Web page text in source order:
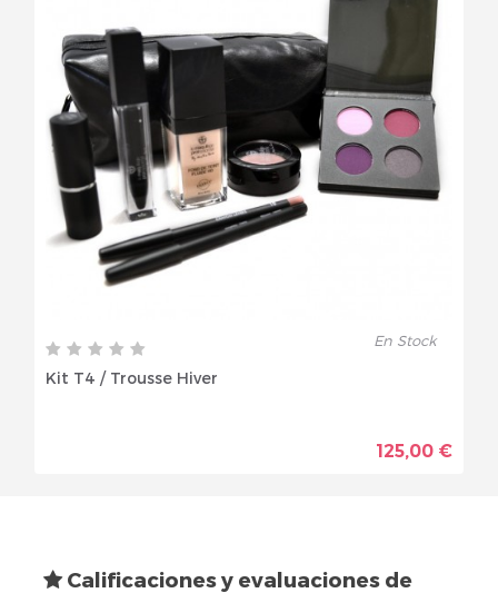
En Stock
Kit T4 / Trousse Hiver
125,00 €
Calificaciones y evaluaciones de